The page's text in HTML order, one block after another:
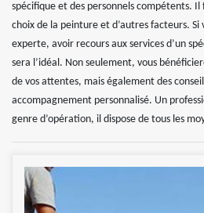
spécifique et des personnels compétents.
choix de la peinture et d’autres facteurs. Si
experte, avoir recours aux services d’un
sera l’idéal. Non seulement, vous
de vos attentes, mais également des
accompagnement personnalisé. Un
genre d’opération, il dispose de tous les